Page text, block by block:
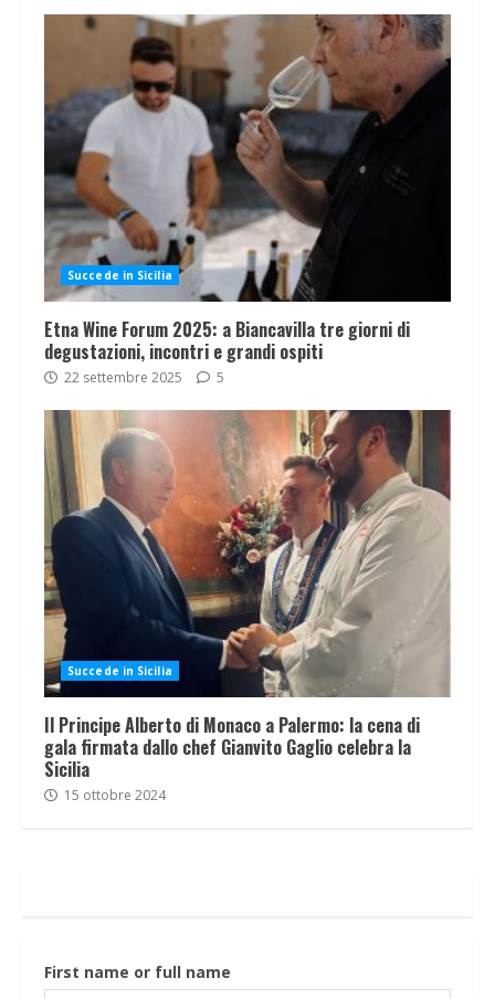
Succede in Sicilia
Etna Wine Forum 2025: a Biancavilla tre giorni di
degustazioni, incontri e grandi ospiti
22 settembre 2025 5
Succede in Sicilia
Il Principe Alberto di Monaco a Palermo: la cena di
gala firmata dallo chef Gianvito Gaglio celebra la
Sicilia
15 ottobre 2024
First name or full name